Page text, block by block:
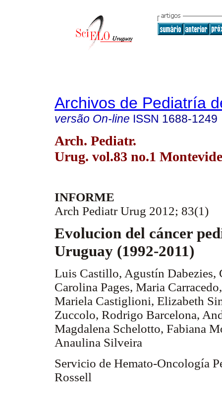
Archivos de Pediatría
versão On-line ISSN 1688-1249
Arch. Pediatr.
Urug. vol.83 no.1
INFORME
Arch Pediatr Urug 2012; 83(1)
Evolucion del cáncer
Uruguay (1992-2011)
Luis Castillo, Agustín Dabezies,
Carolina Pages, Maria Carracedo,
Mariela Castiglioni, Elizabeth
Zuccolo, Rodrigo Barcelona,
Magdalena Schelotto, Fabiana
Anaulina Silveira
Servicio de Hemato-Oncología
Rossell